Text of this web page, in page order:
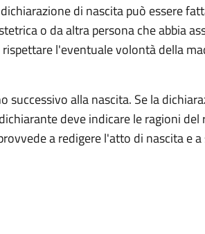
di nascita può essere
o da altra persona che abbia
l'eventuale volontà della
successivo alla nascita. Se la
deve indicare le ragioni
a redigere l'atto di nascita e